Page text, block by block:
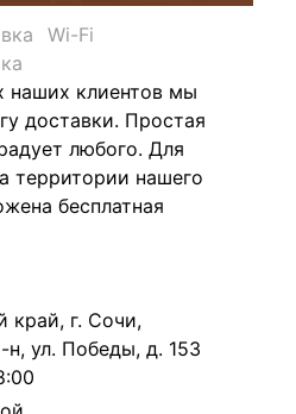
Wi-Fi
наших клиентов мы
доставки. Простая
любого. Для
территории нашего
бесплатная
край, г. Сочи,
н, ул. Победы, д. 153